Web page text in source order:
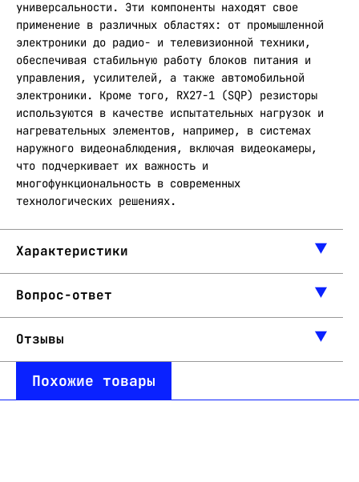
универсальности. Эти компоненты находят свое
применение в различных областях: от промышленной
электроники до радио- и телевизионной техники,
обеспечивая стабильную работу блоков питания и
управления, усилителей, а также автомобильной
электроники. Кроме того, RX27-1 (SQP) резисторы
используются в качестве испытательных нагрузок и
нагревательных элементов, например, в системах
наружного видеонаблюдения, включая видеокамеры,
что подчеркивает их важность и
многофункциональность в современных
технологических решениях.
Характеристики
Вопрос-ответ
Отзывы
Похожие товары